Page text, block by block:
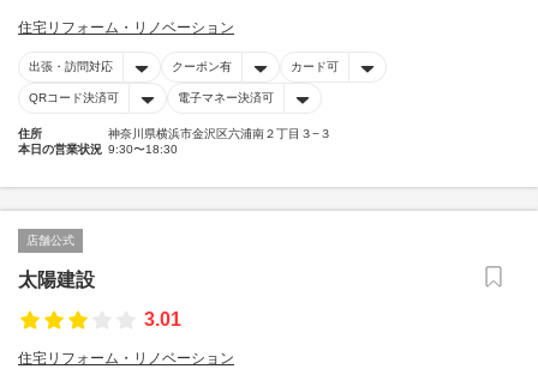
住宅リフォーム・リノベーション
出張・訪問対応 クーポン有 カード可
QRコード決済可 電子マネー決済可
住所
神奈川県横浜市金沢区六浦南２丁目３−３
本日の営業状況 9:30〜18:30
店舗公式
太陽建設
3.01
住宅リフォーム・リノベーション